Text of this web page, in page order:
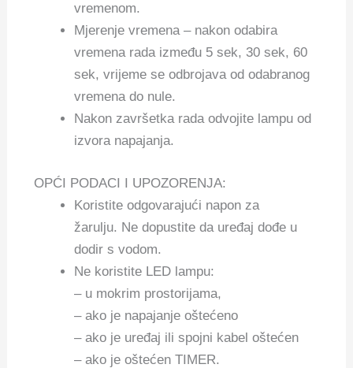
vremenom.
Mjerenje vremena – nakon odabira
vremena rada između 5 sek, 30 sek, 60
sek, vrijeme se odbrojava od odabranog
vremena do nule.
Nakon završetka rada odvojite lampu od
izvora napajanja.
OPĆI PODACI I UPOZORENJA:
Koristite odgovarajući napon za
žarulju. Ne dopustite da uređaj dođe u
dodir s vodom.
Ne koristite LED lampu:
– u mokrim prostorijama,
– ako je napajanje oštećeno
– ako je uređaj ili spojni kabel oštećen
– ako je oštećen TIMER.